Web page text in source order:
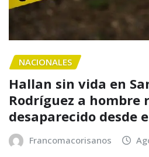
NACIONALES
Hallan sin vida en
Rodríguez a hombre
desaparecido desde
Francomacorisanos